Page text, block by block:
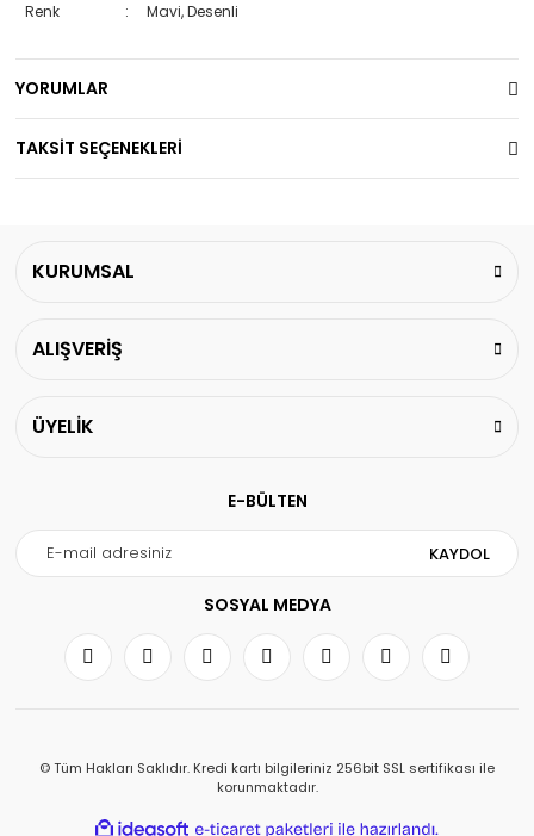
Renk : Mavi, Desenli
YORUMLAR
TAKSİT SEÇENEKLERİ
KURUMSAL
ALIŞVERİŞ
ÜYELİK
E-BÜLTEN
KAYDOL
SOSYAL MEDYA
© Tüm Hakları Saklıdır. Kredi kartı bilgileriniz 256bit SSL sertifikası ile
korunmaktadır.
ideasoft e-